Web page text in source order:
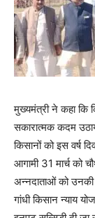
मुख्यमंत्री ने कहा कि
सकारात्मक कदम
किसानों को इस वर्ष
आगामी 31मार्च को
अन्नदाताओं को उनकी
गांधी किसान न्याय